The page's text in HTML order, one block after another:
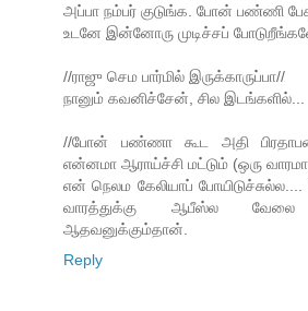
அப்பா நம்பர் குடுங்க. போன் பண்ணி
உடனே இன்னோரு முடிச்சப்
//ராஜு செம பார்மில் இருக்காருப்பா//
நானும் கவனிச்சேன், சில இடங்களில்...
//போன் பண்ணா கூட அதி பிரதாபன்
என்னமா ஆராய்ச்சி மட்டும் (ஒரு
என் நெலம கேலியாப் போயிடுச்சுல்ல....
வாரத்துக்கு ஆபீஸ்ல வேலை
ஆதவனுக்கும்தான்.
Reply